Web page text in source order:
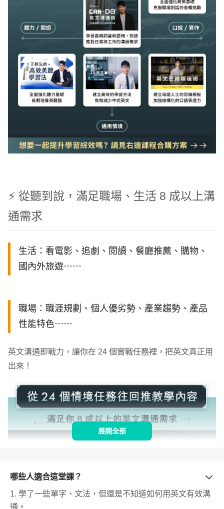
⚡️ 從聽到說，滿足職場、生活 8 成以上溝
通需求
生活：看電影、追劇、閱讀、餐廳推薦、購物、
國內外旅遊⋯⋯
職場：職涯規劃、個人優劣勢、產業趨勢、產品
性能特色⋯⋯
英文溝通即戰力，讓你在 24 個實戰任務裡，把英文真正用
出來！
展開全部
哪些人適合這堂課？
1. 學了一些單字、文法，但還是不知道如何用英文有效溝
通。